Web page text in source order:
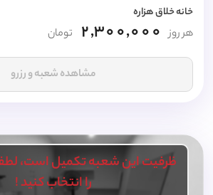
خانه خلاق هزاره
هر روز 2,300,000 تومان
مشاهده شعبه و رزرو
ظرفیت این شعبه تکمیل است،
را انتخاب کنید !